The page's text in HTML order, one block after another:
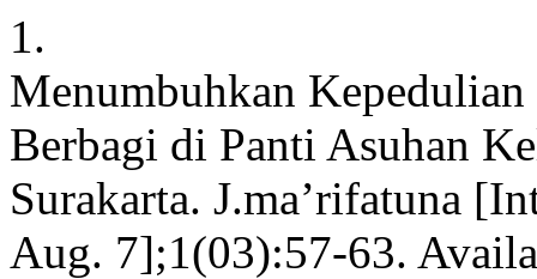
1.
Menumbuhkan
Berbagi di Panti Asuhan
Surakarta. J.ma’rifatuna
Aug. 7];1(03):57-63.